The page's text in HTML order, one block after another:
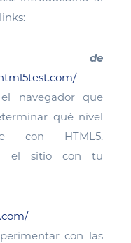
de
navegador que
qué nivel
con HTML5.
el sitio con tu
con las